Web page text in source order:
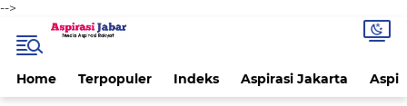
-->
Home Terpopuler Indeks Aspirasi Jakarta